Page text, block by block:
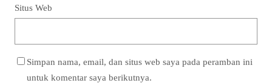
Situs Web
Simpan nama, email, dan situs web saya pada peramban ini
untuk komentar saya berikutnya.